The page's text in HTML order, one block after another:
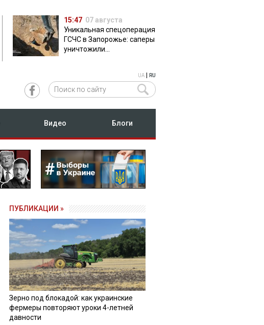
15:47 07 августа
Уникальная спецоперация
ГСЧС в Запорожье: саперы
уничтожили
UA RU
Видео Блоги
ПУБЛИКАЦИИ »
Зерно под блокадой: как украинские
фермеры повторяют уроки 4-летней
давности